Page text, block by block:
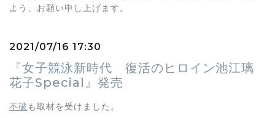
よう、お願い申し上げます。
2021/07/16 17:30
『女子競泳新時代 復活のヒロイン池江璃
花子Special』発売
不破 も取材を受けました。